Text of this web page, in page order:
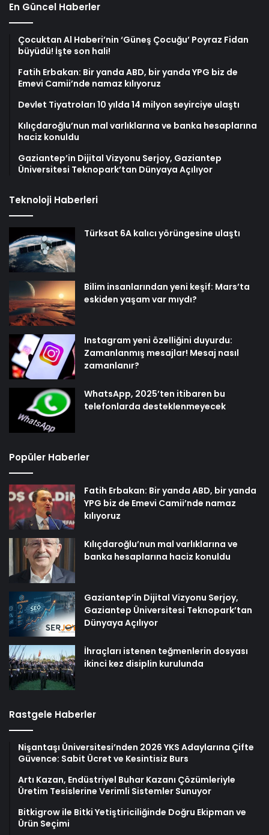
En Güncel Haberler
Çocuktan Al Haberi’nin ‘Güneş Çocuğu’ Poyraz Fidan
büyüdü! İşte son hali!
Fatih Erbakan: Bir yanda ABD, bir yanda YPG biz de
Emevi Camii’nde namaz kılıyoruz
Devlet Tiyatroları 10 yılda 14 milyon seyirciye ulaştı
Kılıçdaroğlu’nun mal varlıklarına ve banka hesaplarına
haciz konuldu
Gaziantep’in Dijital Vizyonu Serjoy, Gaziantep
Üniversitesi Teknopark’tan Dünyaya Açılıyor
Teknoloji Haberleri
Türksat 6A kalıcı yörüngesine ulaştı
Bilim insanlarından yeni keşif: Mars’ta
eskiden yaşam var mıydı?
Instagram yeni özelliğini duyurdu:
Zamanlanmış mesajlar! Mesaj nasıl
zamanlanır?
WhatsApp, 2025’ten itibaren bu
telefonlarda desteklenmeyecek
Popüler Haberler
Fatih Erbakan: Bir yanda ABD, bir yanda
YPG biz de Emevi Camii’nde namaz
kılıyoruz
Kılıçdaroğlu’nun mal varlıklarına ve
banka hesaplarına haciz konuldu
Gaziantep’in Dijital Vizyonu Serjoy,
Gaziantep Üniversitesi Teknopark’tan
Dünyaya Açılıyor
İhraçları istenen teğmenlerin dosyası
ikinci kez disiplin kurulunda
Rastgele Haberler
Nişantaşı Üniversitesi’nden 2026 YKS Adaylarına Çifte
Güvence: Sabit Ücret ve Kesintisiz Burs
Artı Kazan, Endüstriyel Buhar Kazanı Çözümleriyle
Üretim Tesislerine Verimli Sistemler Sunuyor
Bitkigrow ile Bitki Yetiştiriciliğinde Doğru Ekipman ve
Ürün Seçimi